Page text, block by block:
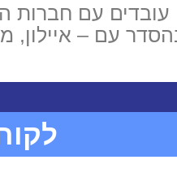
עובדים עם חברות
עם – איילון,